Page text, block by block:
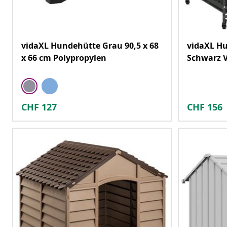
vidaXL Hundehütte Grau 90,5 x 68
x 66 cm Polypropylen
CHF 127
vidaXL
Schwarz
CHF 156